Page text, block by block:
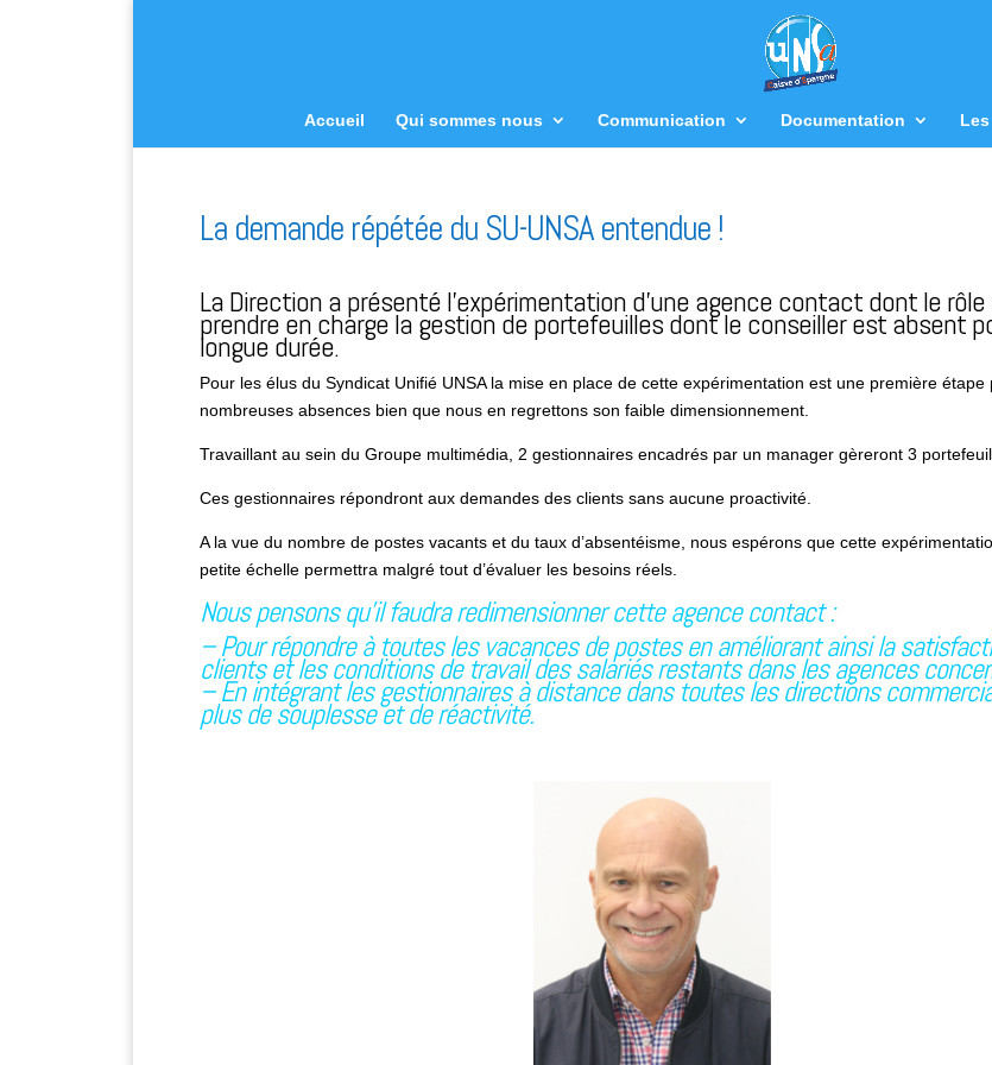
Accueil Qui sommes nous Communication Documentation
La demande répétée du SU-UNSA entendue !
La Direction a présenté l’expérimentation d’une agence contact dont le
prendre en charge la gestion de portefeuilles dont le conseiller est absent
longue durée.
Pour les élus du Syndicat Unifié UNSA la mise en place de cette expérimentation est une première étape
nombreuses absences bien que nous en regrettons son faible dimensionnement.
Travaillant au sein du Groupe multimédia, 2 gestionnaires encadrés par un manager gèreront 3
Ces gestionnaires répondront aux demandes des clients sans aucune proactivité.
A la vue du nombre de postes vacants et du taux d’absentéisme, nous espérons que cette
petite échelle permettra malgré tout d’évaluer les besoins réels.
Nous pensons qu’il faudra redimensionner cette agence contact :
– Pour répondre à toutes les vacances de postes en améliorant ainsi la
clients et les conditions de travail des salariés restants dans les agences
– En intégrant les gestionnaires à distance dans toutes les directions
plus de souplesse et de réactivité.